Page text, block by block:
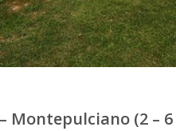
Montepulciano (2 –